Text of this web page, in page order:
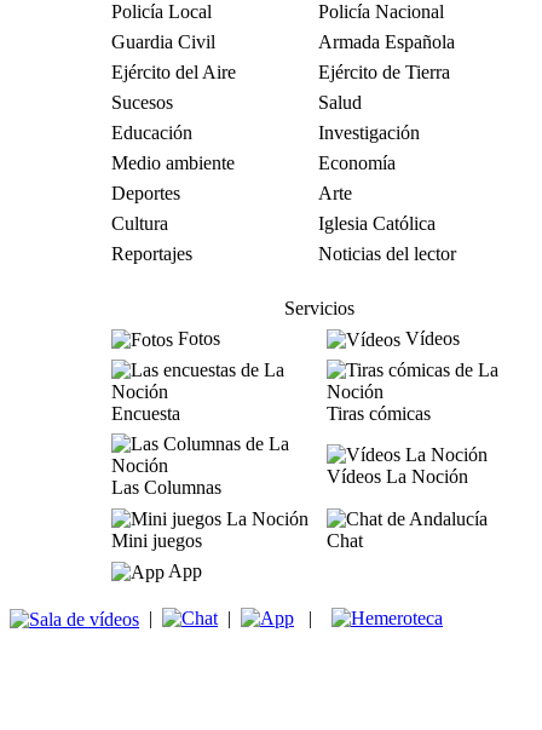
Policía Local
Policía Nacional
Guardia Civil
Armada Española
Ejército del Aire
Ejército de Tierra
Sucesos
Salud
Educación
Investigación
Medio ambiente
Economía
Deportes
Arte
Cultura
Iglesia Católica
Reportajes
Noticias del lector
Servicios
Fotos
Vídeos
Encuesta Tiras cómicas
Las Columnas
Vídeos La Noción
Mini juegos
Chat
App
| | |